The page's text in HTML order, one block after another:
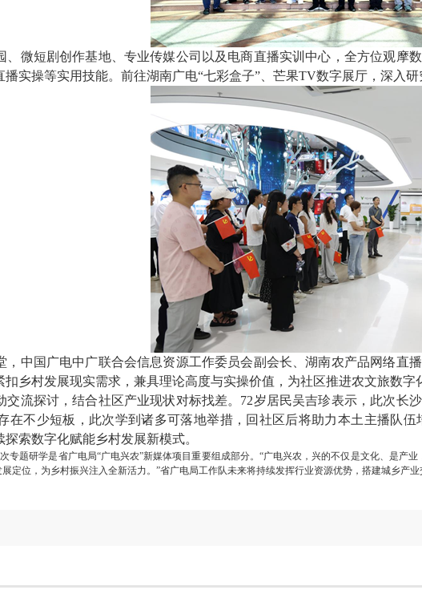
、微短剧创作基地、专业传媒公司以及电商直播实训中心，全方位观
实操等实用技能。前往湖南广电“七彩盒子”、芒果TV数字展厅，深入
，中国广电中广联合会信息资源工作委员会副会长、湖南农产品网络
乡村发展现实需求，兼具理论高度与实操价值，为社区推进农文旅数字
交流探讨，结合社区产业现状对标找差。72岁居民吴吉珍表示，此次
在不少短板，此次学到诸多可落地举措，回社区后将助力本土主播队
索数字化赋能乡村发展新模式。
专题研学是省广电局“广电兴农”新媒体项目重要组成部分。“广电兴农，兴的不仅是文化、是
定位，为乡村振兴注入全新活力。”省广电局工作队未来将持续发挥行业资源优势，搭建城乡产业